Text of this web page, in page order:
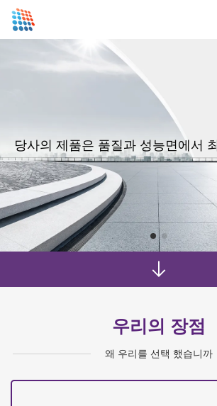
우리의 장점
왜 우리를 선택 했습니까